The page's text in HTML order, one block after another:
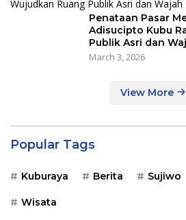
Penataan Pasar
Adisucipto Kubu
Publik Asri dan
March 3, 2026
View More
Popular Tags
Kuburaya Berita Sujiwo
Wisata